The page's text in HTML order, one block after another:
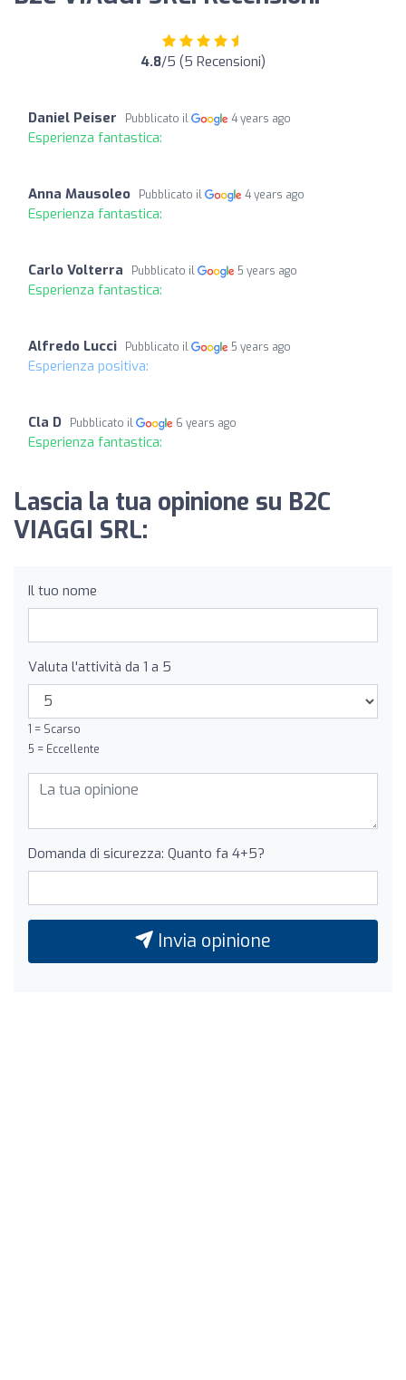
4.8/5 (5 Recensioni)
Daniel Peiser Pubblicato il 4 years ago
Esperienza fantastica:
Anna Mausoleo Pubblicato il 4 years ago
Esperienza fantastica:
Carlo Volterra Pubblicato il 5 years ago
Esperienza fantastica:
Alfredo Lucci Pubblicato il 5 years ago
Esperienza positiva:
Cla D Pubblicato il 6 years ago
Esperienza fantastica:
Lascia la tua opinione su B2C
VIAGGI SRL:
Il tuo nome
Valuta l'attività da 1 a 5
1 = Scarso
5 = Eccellente
Domanda di sicurezza: Quanto fa 4+5?
Invia opinione